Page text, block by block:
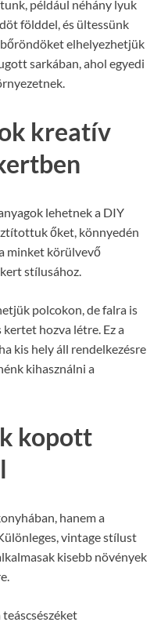
például néhány lyuk
földdel, és ültessünk
elhelyezhetjük
sarkában, ahol egyedi
kreatív
lehetnek a DIY
őket, könnyedén
minket körülvevő
stílusához.
polcokon, de falra is
hozva létre. Ez a
kis hely áll rendelkezésre
kihasználni a
kopott
hanem a
vintage stílust
kisebb növények